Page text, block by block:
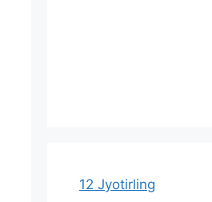
12 Jyotirling